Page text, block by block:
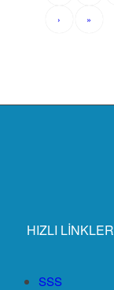
› »
HIZLI LİNKLER
SSS